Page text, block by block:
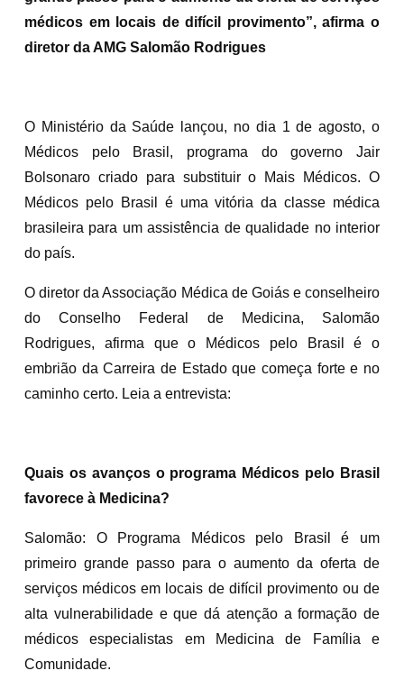
médicos em locais de difícil provimento”, afirma o
diretor da AMG Salomão Rodrigues
O Ministério da Saúde lançou, no dia 1 de agosto, o
Médicos pelo Brasil, programa do governo Jair
Bolsonaro criado para substituir o Mais Médicos. O
Médicos pelo Brasil é uma vitória da classe médica
brasileira para um assistência de qualidade no interior
do país.
O diretor da Associação Médica de Goiás e conselheiro
do Conselho Federal de Medicina, Salomão
Rodrigues, afirma que o Médicos pelo Brasil é o
embrião da Carreira de Estado que começa forte e no
caminho certo. Leia a entrevista:
Quais os avanços o programa Médicos pelo Brasil
favorece à Medicina?
Salomão: O Programa Médicos pelo Brasil é um
primeiro grande passo para o aumento da oferta de
serviços médicos em locais de difícil provimento ou de
alta vulnerabilidade e que dá atenção a formação de
médicos especialistas em Medicina de Família e
Comunidade.